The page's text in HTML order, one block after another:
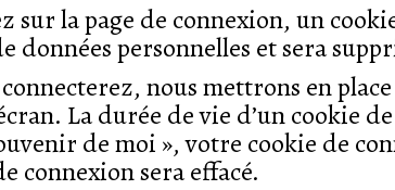
sur la page de connexion, un
données personnelles et sera
connecterez, nous mettrons en
La durée de vie d’un cookie
de moi », votre cookie de
connexion sera effacé.